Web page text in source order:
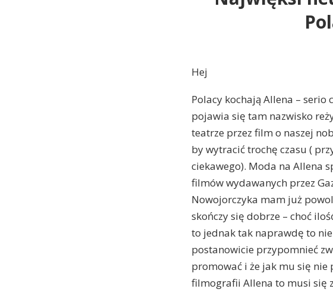
Hej
Polacy kochają Allena – serio
pojawia się tam nazwisko
teatrze przez film o naszej
by wytracić trochę czasu (
ciekawego). Moda na Allena
filmów wydawanych przez
Nowojorczyka mam już
skończy się dobrze – choć
to jednak tak naprawdę to
postanowicie przypomnieć
promować i że jak mu się nie
filmografii Allena to musi się